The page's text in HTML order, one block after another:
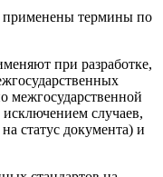
применены термины по
при разработке,
межгосударственной
исключением случаев,
статус документа) и